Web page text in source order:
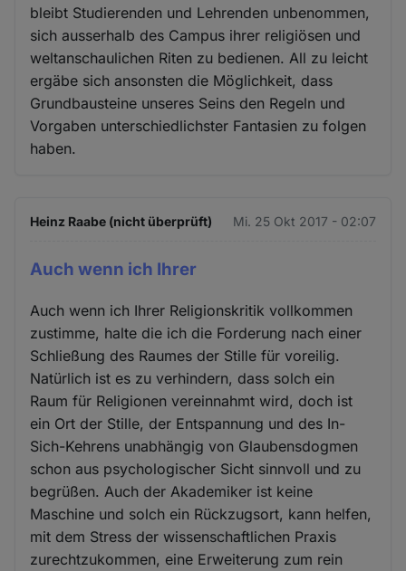
bleibt Studierenden und Lehrenden unbenommen,
sich ausserhalb des Campus ihrer religiösen und
weltanschaulichen Riten zu bedienen. All zu leicht
ergäbe sich ansonsten die Möglichkeit, dass
Grundbausteine unseres Seins den Regeln und
Vorgaben unterschiedlichster Fantasien zu folgen
haben.
Heinz Raabe (nicht überprüft) Mi. 25 Okt 2017 - 02:07
Auch wenn ich Ihrer
Auch wenn ich Ihrer Religionskritik vollkommen
zustimme, halte die ich die Forderung nach einer
Schließung des Raumes der Stille für voreilig.
Natürlich ist es zu verhindern, dass solch ein
Raum für Religionen vereinnahmt wird, doch ist
ein Ort der Stille, der Entspannung und des In-
Sich-Kehrens unabhängig von Glaubensdogmen
schon aus psychologischer Sicht sinnvoll und zu
begrüßen. Auch der Akademiker ist keine
Maschine und solch ein Rückzugsort, kann helfen,
mit dem Stress der wissenschaftlichen Praxis
zurechtzukommen, eine Erweiterung zum rein